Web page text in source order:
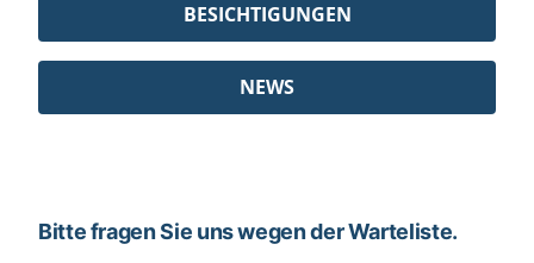
BESICHTIGUNGEN
NEWS
Bitte fragen Sie uns wegen der Warteliste.